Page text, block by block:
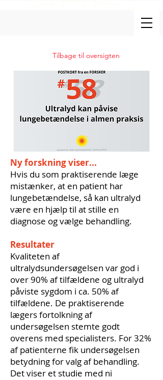
Tilbage til oversigten
Ny forskning viser...
Hvis du som praktiserende læge
mistænker, at en patient har
lungebetændelse, så kan ultralyd
være en hjælp til at stille en
diagnose og vælge behandling.
Resultater
Kvaliteten af
ultralydsundersøgelsen var god i
over 90% af tilfældene og ultralyd
påviste sygdom i ca. 50% af
tilfældene. De praktiserende
lægers fortolkning af
undersøgelsen stemte godt
overens med specialisters. For 32%
af patienterne fik undersøgelsen
betydning for valg af behandling.
Det viser et studie med ni